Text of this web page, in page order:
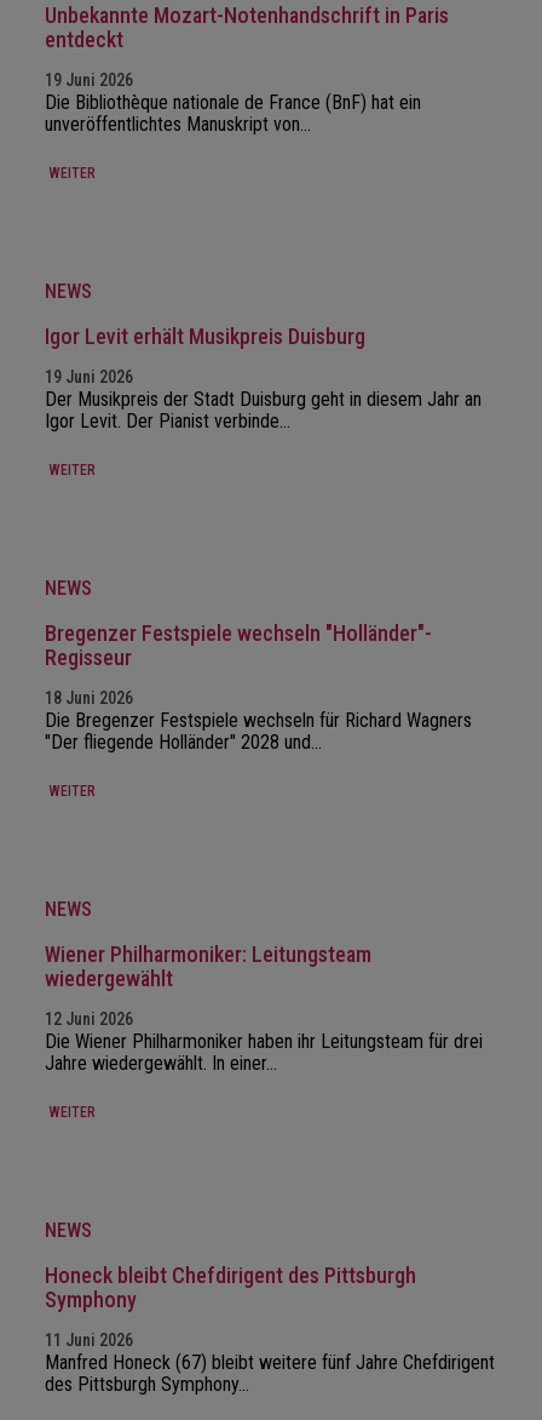
Unbekannte Mozart-Notenhandschrift in Paris
entdeckt
19 Juni 2026
Die Bibliothèque nationale de France (BnF) hat ein
unveröffentlichtes Manuskript von…
WEITER
NEWS
Igor Levit erhält Musikpreis Duisburg
19 Juni 2026
Der Musikpreis der Stadt Duisburg geht in diesem Jahr an
Igor Levit. Der Pianist verbinde…
WEITER
NEWS
Bregenzer Festspiele wechseln "Holländer"-
Regisseur
18 Juni 2026
Die Bregenzer Festspiele wechseln für Richard Wagners
"Der fliegende Holländer" 2028 und…
WEITER
NEWS
Wiener Philharmoniker: Leitungsteam
wiedergewählt
12 Juni 2026
Die Wiener Philharmoniker haben ihr Leitungsteam für drei
Jahre wiedergewählt. In einer…
WEITER
NEWS
Honeck bleibt Chefdirigent des Pittsburgh
Symphony
11 Juni 2026
Manfred Honeck (67) bleibt weitere fünf Jahre Chefdirigent
des Pittsburgh Symphony…